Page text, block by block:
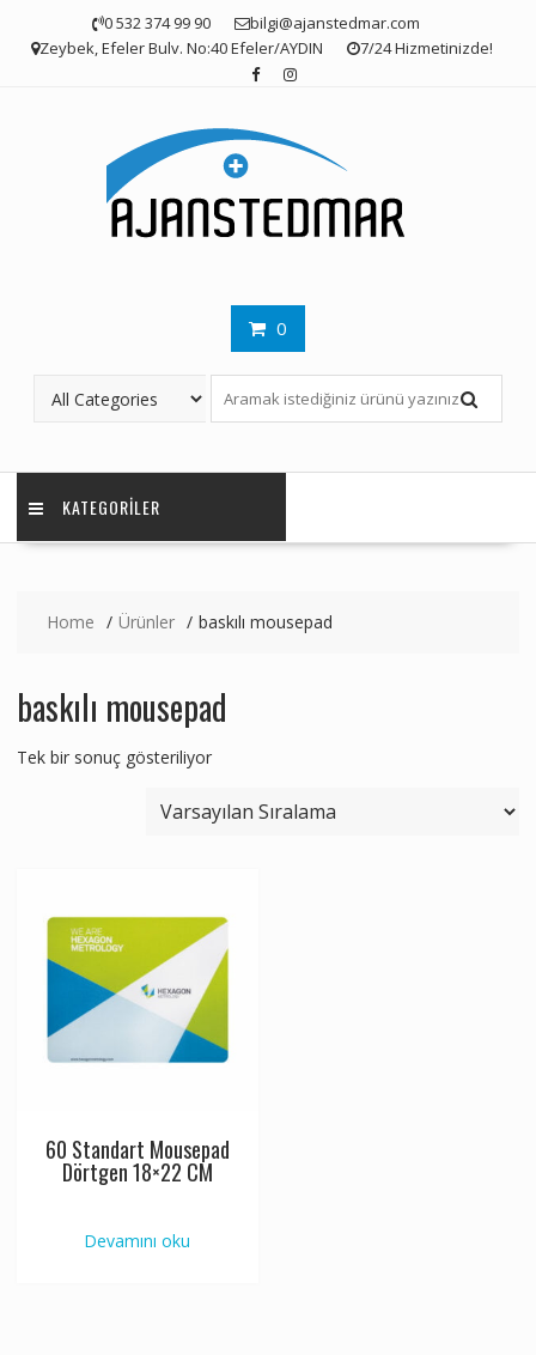
0 532 374 99 90
bilgi@ajanstedmar.com
Zeybek, Efeler Bulv. No:40 Efeler/AYDIN
7/24 Hizmetinizde!
0
KATEGORILER
Home Ürünler baskılı mousepad
baskılı mousepad
Tek bir sonuç gösteriliyor
60 Standart Mousepad
Dörtgen 18×22 CM
Devamını oku